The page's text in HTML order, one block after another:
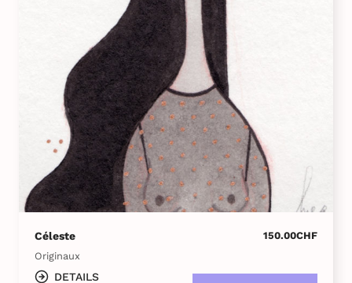
Céleste 150.00CHF
Originaux
DETAILS